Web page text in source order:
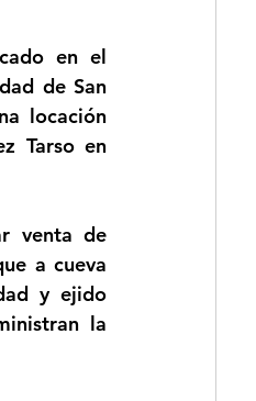
en el
de San
locación
Tarso en
venta de
a cueva
y ejido
la